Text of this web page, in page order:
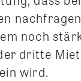
noch
dritte
wird.